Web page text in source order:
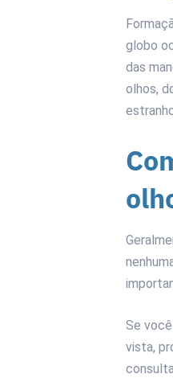
globo
das
olhos,
Se
vista,